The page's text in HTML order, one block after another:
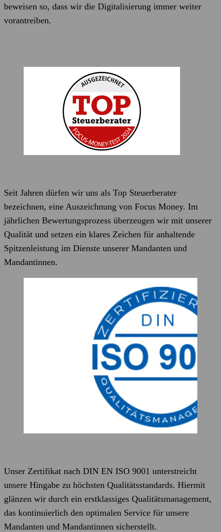
beweisen so, dass wir die Digitalisierung immer weiter
vorantreiben.
Seit Jahren dürfen wir uns als Top Steuerberater
bezeichnen, eine Auszeichnung von Focus Money. Im
jährlichen Bewertungsprozess überzeugen wir mit unserer
Qualität und setzen ein klares Zeichen für anhaltende
Spitzenleistung im Dienste unserer Mandanten und
Mandantinnen.
Unser Zertifikat nach DIN EN ISO 9001 unterstreicht
unsere Hingabe zu höchsten Qualitätsstandards. Hiermit
glänzen wir durch ein erstklassiges Qualitätsmanagement,
das kontinuierlich den optimalen Service für unsere
Mandanten und Mandantinnen sicherstellt.